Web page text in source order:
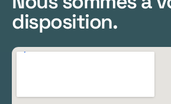
disposition.